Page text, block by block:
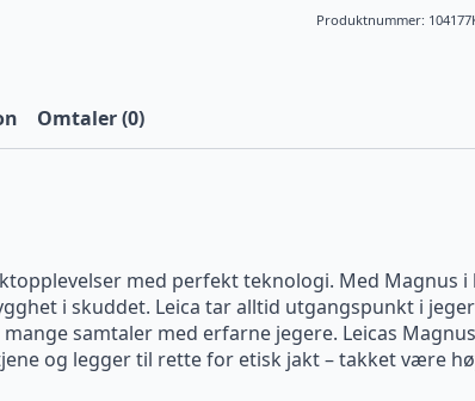
Produktnummer: 104177
Omtaler (0)
med perfekt teknologi. Med Magnus
i skuddet. Leica tar alltid utgangspunkt i
samtaler med erfarne jegere. Leicas
og legger til rette for etisk jakt – takket være